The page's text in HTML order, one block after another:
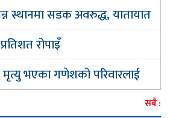
स्थानमा सडक अवरुद्ध, यातायात
रोपाइँ
मृत्यु भएका गणेशको परिवारलाई
सबै :